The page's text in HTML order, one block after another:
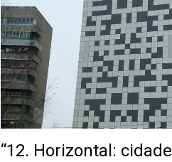
“12. Horizontal: cidade